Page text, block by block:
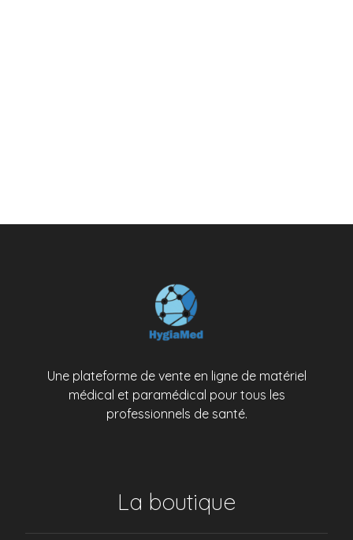
Une plateforme de vente en ligne de matériel
médical et paramédical pour tous les
professionnels de santé.
La boutique